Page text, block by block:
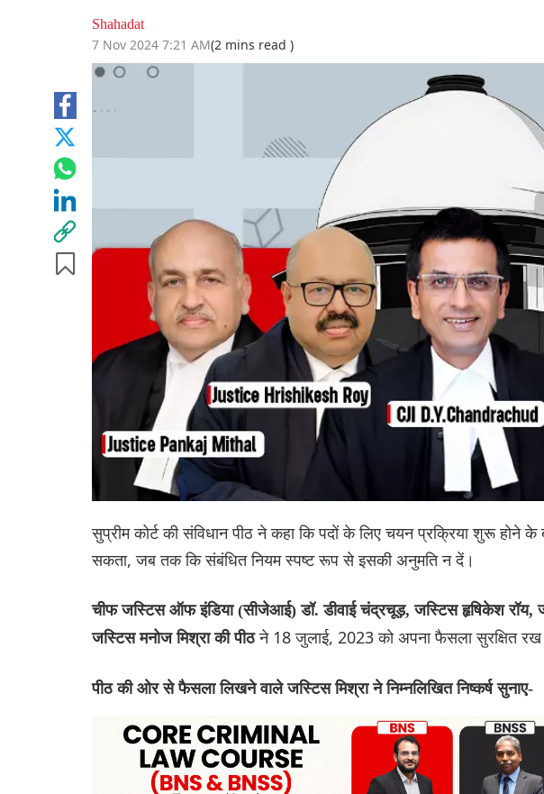
Shahadat
7 Nov 2024 7:21 AM(2 mins read )
सुप्रीम कोर्ट की संविधान पीठ ने कहा कि पदों के लिए चयन प्रक्रिया शुरू होने
सकता, जब तक कि संबंधित नियम स्पष्ट रूप से इसकी अनुमति न दें।
चीफ जस्टिस ऑफ इंडिया (सीजेआई) डॉ. डीवाई चंद्रचूड़, जस्टिस हृषिकेश रॉय,
जस्टिस मनोज मिश्रा की पीठने 18 जुलाई, 2023 को अपना फैसला सुरक्षित रख
पीठ की ओर से फैसला लिखने वाले जस्टिस मिश्रा ने निम्नलिखित निष्कर्ष सुनाए-